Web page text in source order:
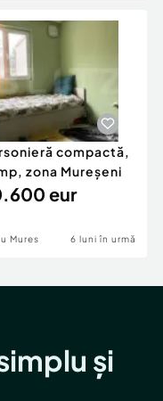
compactă,
zona Mureșeni
eur
Mures 6 luni în urmă
și